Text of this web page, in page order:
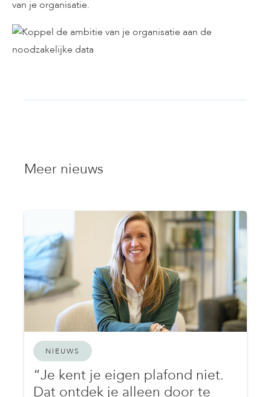
van je organisatie.
Meer nieuws
NIEUWS
“Je kent je eigen plafond niet.
Dat ontdek je alleen door te